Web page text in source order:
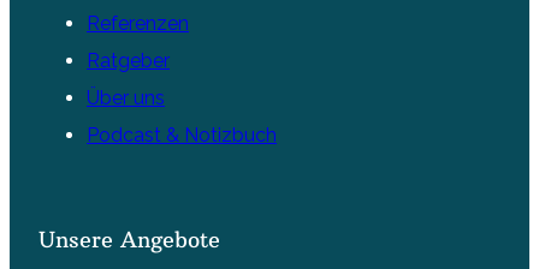
Referenzen
Ratgeber
Über uns
Podcast & Notizbuch
Unsere Angebote